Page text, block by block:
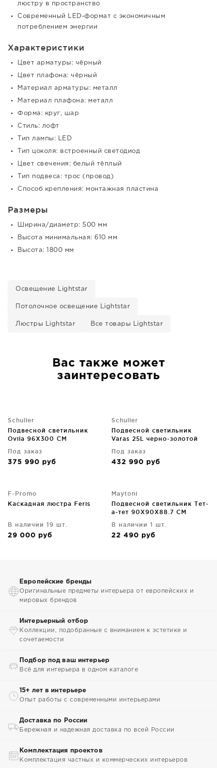
люстру в пространство
Современный LED-формат с экономичным
потреблением энергии
Характеристики
Цвет арматуры: чёрный
Цвет плафона: чёрный
Материал арматуры: металл
Материал плафона: металл
Форма: круг, шар
Стиль: лофт
Тип лампы: LED
Тип цоколя: встроенный светодиод
Цвет свечения: белый тёплый
Тип подвеса: трос (провод)
Способ крепления: монтажная пластина
Размеры
Ширина/диаметр: 500 мм
Высота минимальная: 610 мм
Высота: 1800 мм
Освещение Lightstar
Потолочное освещение Lightstar
Люстры Lightstar Все товары Lightstar
Вас также может
заинтересовать
Schuller
Подвесной светильник
Ovila 96X300 CM
Под заказ
375 990 руб
Schuller
Подвесной светильник
Varas 25L черно-золотой
Под заказ
432 990 руб
F-Promo
Каскадная люстра Feris
В наличии 19 шт.
29 000 руб
Maytoni
Подвесной светильник Тет-
а-тет 90X90X88.7 CM
В наличии 1 шт.
22 490 руб
Европейские бренды
Оригинальные предметы интерьера от европейских и
мировых брендов
Интерьерный отбор
Коллекции, подобранные с вниманием к эстетике и
сочетаемости
Подбор под ваш интерьер
Всё для интерьера в одном каталоге
15+ лет в интерьере
Опыт работы с современными интерьерами
Доставка по России
Бережная и надежная доставка по всей России
Комплектация проектов
Комплектация частных и коммерческих интерьеров